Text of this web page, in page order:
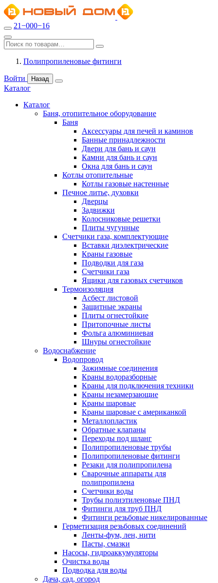
21−000−16
Полипропиленовые фитинги
Войти Назад
Каталог
Каталог
Баня, отопительное оборудование
Баня
Аксессуары для печей и каминов
Банные принадлежности
Двери для бань и саун
Камни для бань и саун
Окна для бань и саун
Котлы отопительные
Котлы газовые настенные
Печное литье, духовки
Дверцы
Задвижки
Колосниковые решетки
Плиты чугунные
Счетчики газа, комплектующие
Вставки диэлектрические
Краны газовые
Подводки для газа
Счетчики газа
Ящики для газовых счетчиков
Термоизоляция
Асбест листовой
Защитные экраны
Плиты огнестойкие
Притопочные листы
Фольга алюминиевая
Шнуры огнестойкие
Водоснабжение
Водопровод
Зажимные соединения
Краны водоразборные
Краны для подключения техники
Краны незамерзающие
Краны шаровые
Краны шаровые с американкой
Металлопластик
Обратные клапаны
Переходы под шланг
Полипропиленовые трубы
Полипропиленовые фитинги
Резаки для полипропилена
Сварочные аппараты для
полипропилена
Счетчики воды
Трубы полиэтиленовые ПНД
Фитинги для труб ПНД
Фитинги резьбовые никелированные
Герметизация резьбовых соединений
Ленты-фум, лен, нити
Пасты, смазки
Насосы, гидроаккумуляторы
Очистка воды
Подводка для воды
Дача, сад, огород